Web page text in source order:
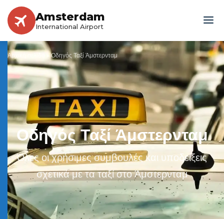
Amsterdam
International Airport
Αρχική σελίδα »Οδηγός Ταξί Άμστερνταμ
Οδηγός Ταξί Άμστερνταμ
Όλες οι χρήσιμες συμβουλές και υποδείξεις
σχετικά με τα ταξί στο Άμστερνταμ